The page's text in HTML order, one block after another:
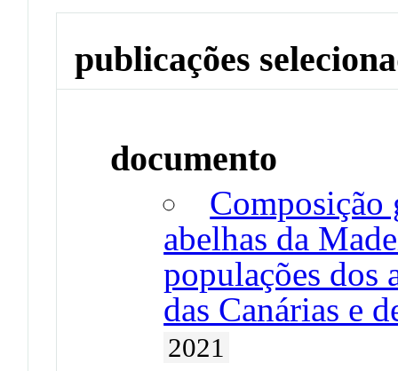
publicações
documento
Composição
abelhas da
populações dos
das Canárias e
2021